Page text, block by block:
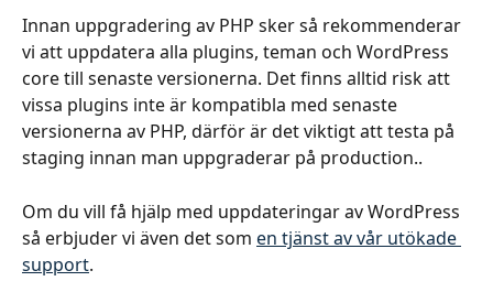
Innan uppgradering av PHP sker så rekommenderar
vi att uppdatera alla plugins, teman och WordPress
core till senaste versionerna. Det finns alltid risk att
vissa plugins inte är kompatibla med senaste
versionerna av PHP, därför är det viktigt att testa på
staging innan man uppgraderar på production..
Om du vill få hjälp med uppdateringar av WordPress
så erbjuder vi även det som en tjänst av vår utökade
support.